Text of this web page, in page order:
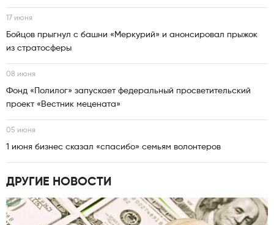
17 июня
Бойцов прыгнул с башни «Меркурий» и анонсировал прыжок
из стратосферы
08 июня
Фонд «Полилог» запускает федеральный просветительский
проект «Вестник мецената»
05 июня
1 июня бизнес сказал «спасибо» семьям волонтеров
ДРУГИЕ НОВОСТИ